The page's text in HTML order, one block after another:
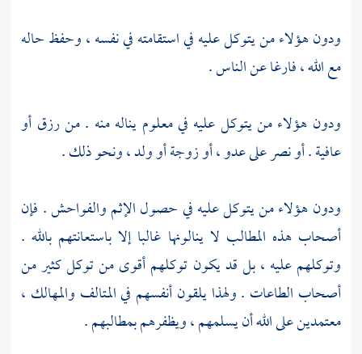
ودون هؤلاء من يتوكل عليه في استقامته في نفسه ، وحفظ حاله
مع الله ، فارغا عن الناس .
ودون هؤلاء من يتوكل عليه في معلوم يناله منه . من رزق أو
عافية . أو نصر على عدو ، أو زوجة أو ولد ، ونحو ذلك .
ودون هؤلاء من يتوكل عليه في حصول الإثم والفواحش . فإن
أصحاب هذه المطالب لا ينالونها غالبا إلا باستعانتهم بالله .
وتوكلهم عليه ، بل قد يكون توكلهم أقوى من توكل كثير من
أصحاب الطاعات . ولهذا يلقون أنفسهم في المتالف والمهالك ،
معتمدين على الله أن يسلمهم ، ويظفرهم بمطالبهم .